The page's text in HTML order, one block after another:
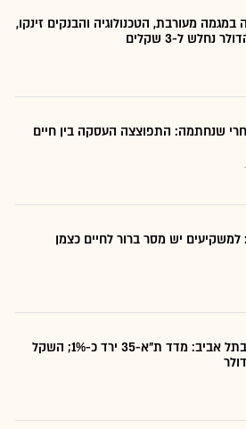
במגמה מעורבת, הטכנולוגיה והבנקים זינקו,
נחלש ל-3 שקלים
שנחתמה: התפוצצה העסקה בין חיים
נעילה אדומה בתל אביב: מדד ת"א-35 ירד כ-1%; השקל